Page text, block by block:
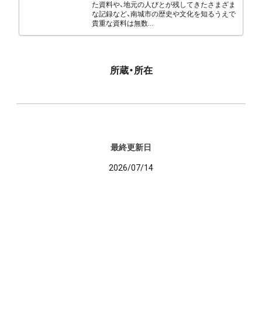
た資料や、地元の人びとが残してきたさまざま
な記録など、南城市の歴史や文化を知るうえで
貴重な資料は無数...
所蔵・所在
最終更新日
2026/07/14